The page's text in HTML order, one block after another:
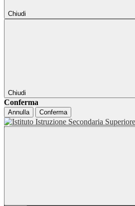
Chiudi
Chiudi
Conferma
Annulla Conferma